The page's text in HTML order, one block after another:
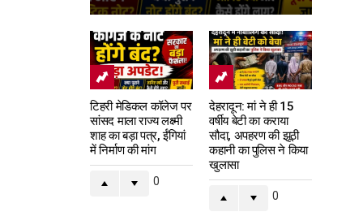
टिहरी मेडिकल कॉलेज पर
सांसद माला राज्य लक्ष्मी
शाह का बड़ा पत्र, ईंगियां
में निर्माण की मांग
0
देहरादून: मां ने ही 15
वर्षीय बेटी का कराया
सौदा, अपहरण की झूठी
कहानी का पुलिस ने किया
खुलासा
0